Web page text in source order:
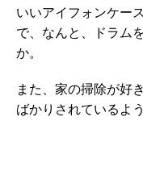
いいアイフォンケー
で、 なんと、ドラム
か。
また、家の掃除が好
ばかりされているよ